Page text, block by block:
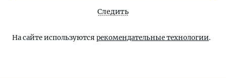
Следить
На сайте используются рекомендательные технологии.